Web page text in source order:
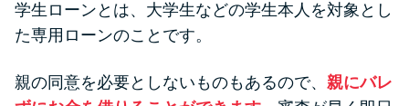
学生ローンとは、大学生などの学生本人を対象とし
た専用ローンのことです。
親の同意を必要としないものもあるので、 親にバレ